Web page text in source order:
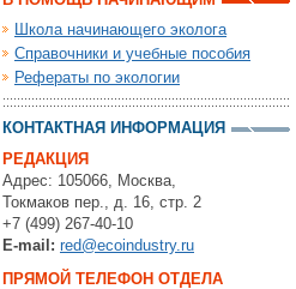
Школа начинающего эколога
Справочники и учебные пособия
Рефераты по экологии
КОНТАКТНАЯ ИНФОРМАЦИЯ
РЕДАКЦИЯ
Адрес: 105066, Москва,
Токмаков пер., д. 16, стр. 2
+7 (499) 267-40-10
E-mail: red@ecoindustry.ru
ПРЯМОЙ ТЕЛЕФОН ОТДЕЛА